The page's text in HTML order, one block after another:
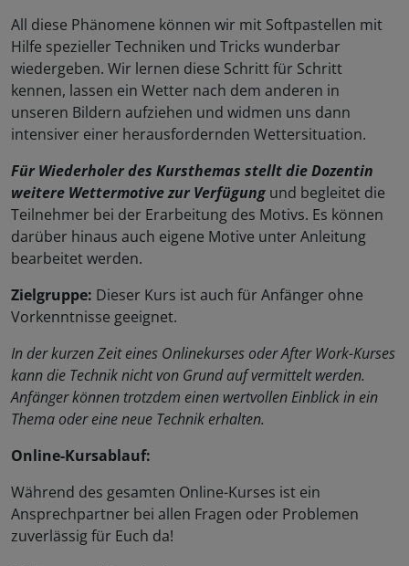
All diese Phänomene können wir mit Softpastellen mit
Hilfe spezieller Techniken und Tricks wunderbar
wiedergeben. Wir lernen diese Schritt für Schritt
kennen, lassen ein Wetter nach dem anderen in
unseren Bildern aufziehen und widmen uns dann
intensiver einer herausfordernden Wettersituation.
Für Wiederholer des Kursthemas stellt die Dozentin
weitere Wettermotive zur Verfügung und begleitet die
Teilnehmer bei der Erarbeitung des Motivs. Es können
darüber hinaus auch eigene Motive unter Anleitung
bearbeitet werden.
Zielgruppe: Dieser Kurs ist auch für Anfänger ohne
Vorkenntnisse geeignet.
In der kurzen Zeit eines Onlinekurses oder After Work-Kurses
kann die Technik nicht von Grund auf vermittelt werden.
Anfänger können trotzdem einen wertvollen Einblick in ein
Thema oder eine neue Technik erhalten.
Online-Kursablauf:
Während des gesamten Online-Kurses ist ein
Ansprechpartner bei allen Fragen oder Problemen
zuverlässig für Euch da!